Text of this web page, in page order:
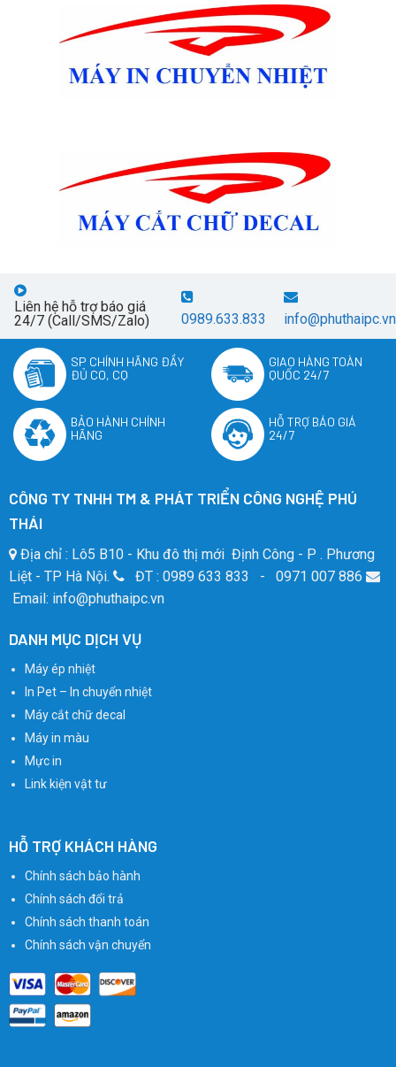
Liên hệ hỗ trợ báo giá
24/7 (Call/SMS/Zalo)
0989.633.833 info@phuthaipc.vn
SP CHÍNH HÃNG ĐẦY
ĐỦ CO, CQ
GIAO HÀNG TOÀN
QUỐC 24/7
BẢO HÀNH CHÍNH
HÃNG
HỖ TRỢ BÁO GIÁ
24/7
CÔNG TY TNHH TM & PHÁT TRIỂN CÔNG NGHỆ PHÚ
THÁI
Địa chỉ : Lô5 B10 - Khu đô thị mới Định Công - P . Phương
Liệt - TP Hà Nội.
ĐT : 0989 633 833 - 0971 007 886
Email: info@phuthaipc.vn
DANH MỤC DỊCH VỤ
Máy ép nhiệt
In Pet – In chuyển nhiệt
Máy cắt chữ decal
Máy in màu
Mực in
Link kiện vật tư
HỖ TRỢ KHÁCH HÀNG
Chính sách bảo hành
Chính sách đổi trả
Chính sách thanh toán
Chính sách vận chuyển